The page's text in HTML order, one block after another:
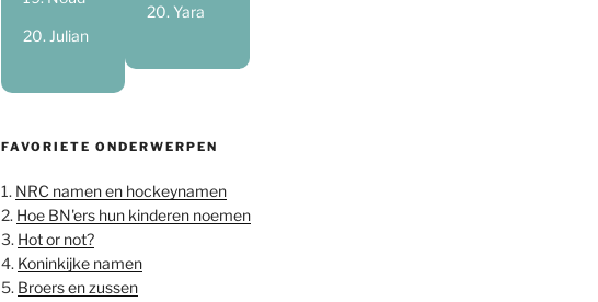
Julian
Yara
FAVORIETE ONDERWERPEN
1. NRC namen en hockeynamen
2. Hoe BN'ers hun kinderen noemen
3. Hot or not?
4. Koninkijke namen
5. Broers en zussen